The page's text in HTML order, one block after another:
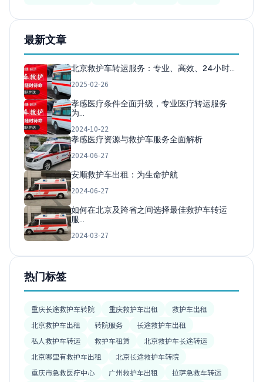
最新文章
北京救护车转运服务：专业、高效、24小时…
2025-02-26
孝感医疗条件全面升级，专业医疗转运服务
为…
2024-10-22
孝感医疗资源与救护车服务全面解析
2024-06-27
安顺救护车出租：为生命护航
2024-06-27
如何在北京及跨省之间选择最佳救护车转运
服…
2024-03-27
热门标签
重庆长途救护车转院 重庆救护车出租
救护车出租
北京救护车出租
转院服务
长途救护车出租
私人救护车转运
救护车租赁
北京救护车长途转运
北京哪里有救护车出租
北京长途救护车转院
重庆市急救医疗中心
广州救护车出租
拉萨急救车转运